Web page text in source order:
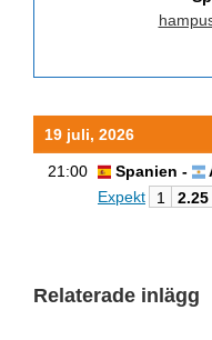
19 juli, 2026
21:00 Spanien -
Expekt
1 2.25
Relaterade inlägg